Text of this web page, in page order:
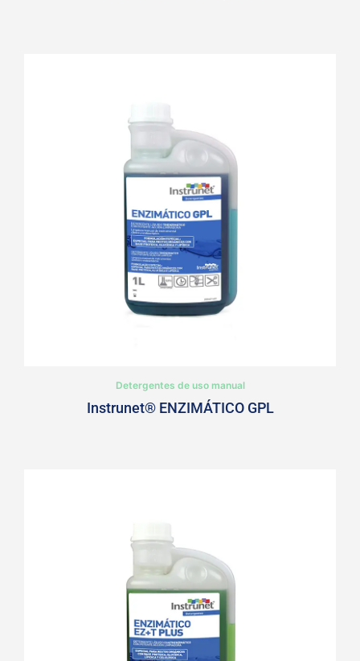
Detergentes de uso manual
Instrunet® ENZIMÁTICO GPL